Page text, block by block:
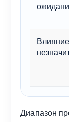
Диапазон